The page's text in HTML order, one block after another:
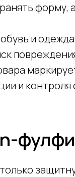
форму,
и
и контроля